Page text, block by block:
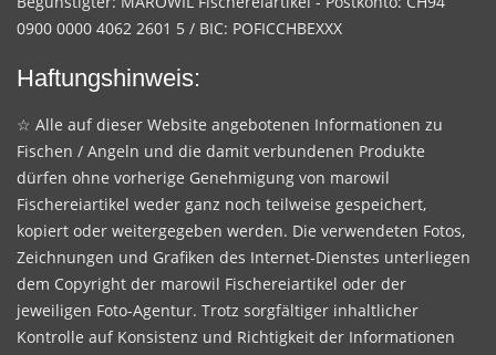
0900 0000 4062 2601 5 / BIC: POFICCHBEXXX
Haftungshinweis:
☆ Alle auf dieser Website angebotenen Informationen zu
Fischen / Angeln und die damit verbundenen Produkte
dürfen ohne vorherige Genehmigung von marowil
Fischereiartikel weder ganz noch teilweise gespeichert,
kopiert oder weitergegeben werden. Die verwendeten Fotos,
Zeichnungen und Grafiken des Internet-Dienstes unterliegen
dem Copyright der marowil Fischereiartikel oder der
jeweiligen Foto-Agentur. Trotz sorgfältiger inhaltlicher
Kontrolle auf Konsistenz und Richtigkeit der Informationen